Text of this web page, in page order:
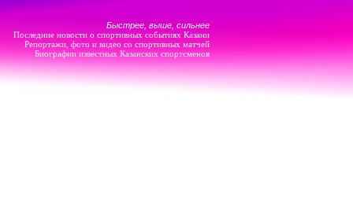
Быстрее, выше, сильнее
Последние новости о спортивных событиях Казани
Репортажи, фото и видео со спортивных матчей
Биографии известных Казанских спортсменов